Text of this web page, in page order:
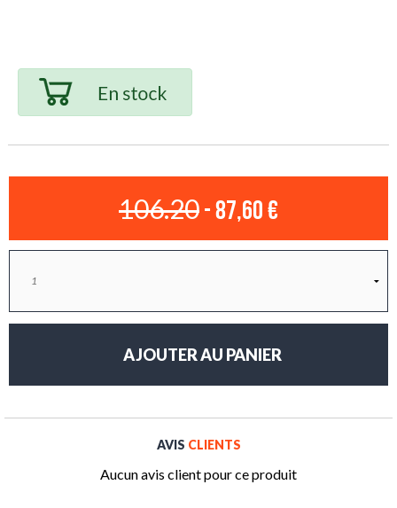
106.20- 87,60 €
AVIS CLIENTS
Aucun avis client pour ce produit